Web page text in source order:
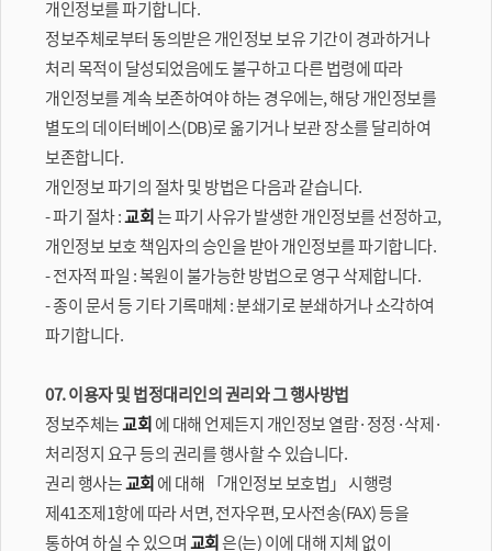
개인정보를 파기합니다.
정보주체로부터 동의받은 개인정보 보유 기간이 경과하거나
처리 목적이 달성되었음에도 불구하고 다른 법령에 따라
개인정보를 계속 보존하여야 하는 경우에는, 해당 개인정보를
별도의 데이터베이스(DB)로 옮기거나 보관 장소를 달리하여
보존합니다.
개인정보 파기의 절차 및 방법은 다음과 같습니다.
- 파기 절차 : 교회 는 파기 사유가 발생한 개인정보를 선정하고,
개인정보 보호 책임자의 승인을 받아 개인정보를 파기합니다.
- 전자적 파일 : 복원이 불가능한 방법으로 영구 삭제합니다.
- 종이 문서 등 기타 기록매체 : 분쇄기로 분쇄하거나 소각하여
파기합니다.
07. 이용자 및 법정대리인의 권리와 그 행사방법
정보주체는 교회 에 대해 언제든지 개인정보 열람·정정·삭제·
처리정지 요구 등의 권리를 행사할 수 있습니다.
권리 행사는 교회 에 대해 「개인정보 보호법」 시행령
제41조제1항에 따라 서면, 전자우편, 모사전송(FAX) 등을
통하여 하실 수 있으며 교회 은(는) 이에 대해 지체 없이